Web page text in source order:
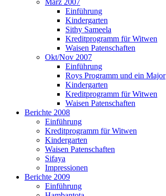
Einführung
Kindergarten
Sithy Sameela
Kreditprogramm für Witwen
Waisen Patenschaften
Okt/Nov 2007
Einführung
Roys Programm und ein Major
Kindergarten
Kreditprogramm für Witwen
Waisen Patenschaften
Berichte 2008
Einführung
Kreditprogramm für Witwen
Kindergarten
Waisen Patenschaften
Sifaya
Impressionen
Berichte 2009
Einführung